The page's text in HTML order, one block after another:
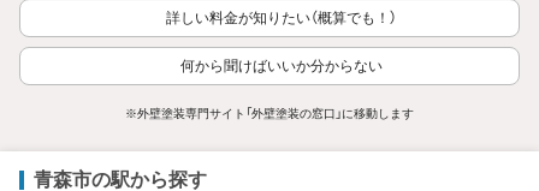
詳しい料金が知りたい（概算でも！）
何から聞けばいいか分からない
※外壁塗装専門サイト「外壁塗装の窓口」に移動します
青森市の駅から探す